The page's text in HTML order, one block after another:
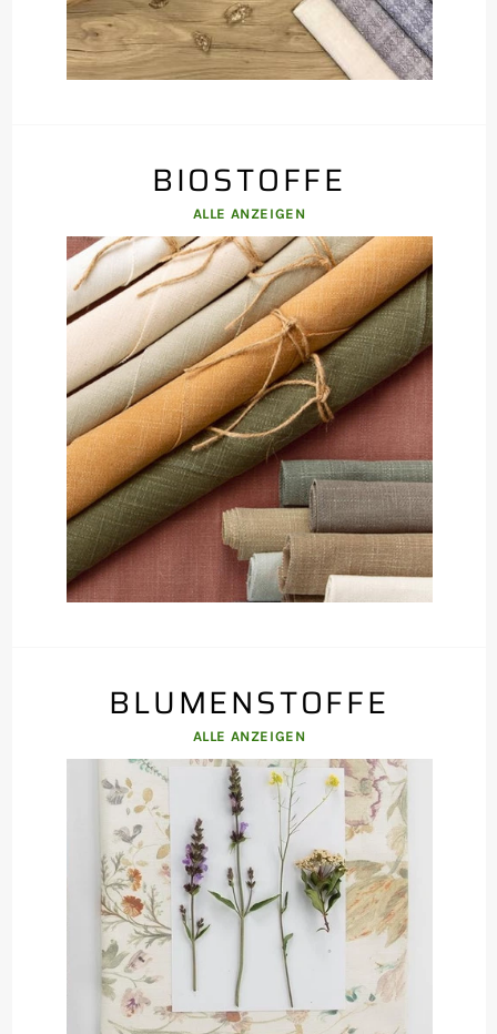
BIOSTOFFE
ALLE ANZEIGEN
BLUMENSTOFFE
ALLE ANZEIGEN